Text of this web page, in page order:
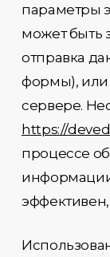
параметры
может быть
отправка
формы), или
сервере.
https://
процессе